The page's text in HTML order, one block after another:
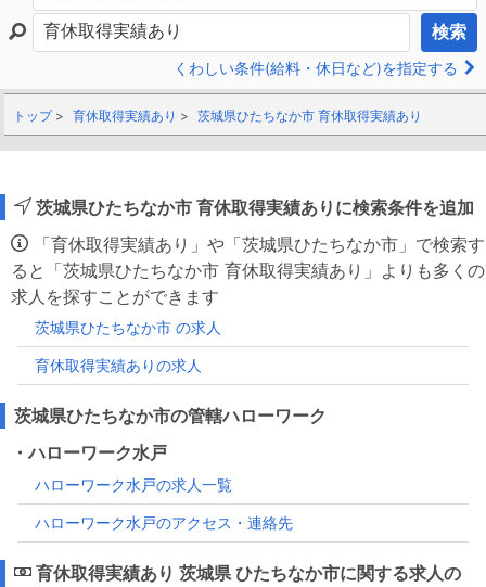
検索
くわしい条件(給料・休日など)を指定する
トップ 育休取得実績あり 茨城県ひたちなか市 育休取得実績あり
茨城県ひたちなか市 育休取得実績ありに検索条件を追加
「育休取得実績あり」や「茨城県ひたちなか市」で検索す
ると「茨城県ひたちなか市 育休取得実績あり」よりも多くの
求人を探すことができます
茨城県ひたちなか市 の求人
育休取得実績ありの求人
茨城県ひたちなか市の管轄ハローワーク
・ハローワーク水戸
ハローワーク水戸の求人一覧
ハローワーク水戸のアクセス・連絡先
育休取得実績あり 茨城県 ひたちなか市に関する求人の